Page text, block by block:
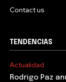
Contact us
TENDENCIAS
Actualidad
Rodrigo Paz